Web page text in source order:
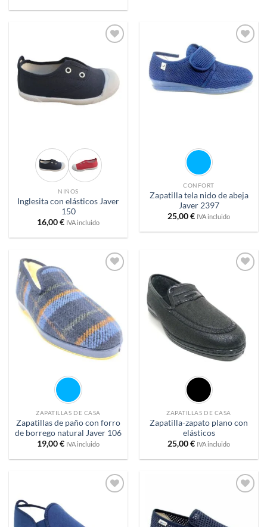
deseos
NIÑOS
Inglesita con elásticos Javer
150
16,00€ IVA incluido
deseos
CONFORT
Zapatilla tela nido de abeja
Javer 2397
25,00€ IVA incluido
ZAPATILLAS DE CASA
Zapatillas de paño con forro
de borrego natural Javer 106
19,00€ IVA incluido
ZAPATILLAS DE CASA
Zapatilla-zapato plano con
elásticos
25,00€ IVA incluido